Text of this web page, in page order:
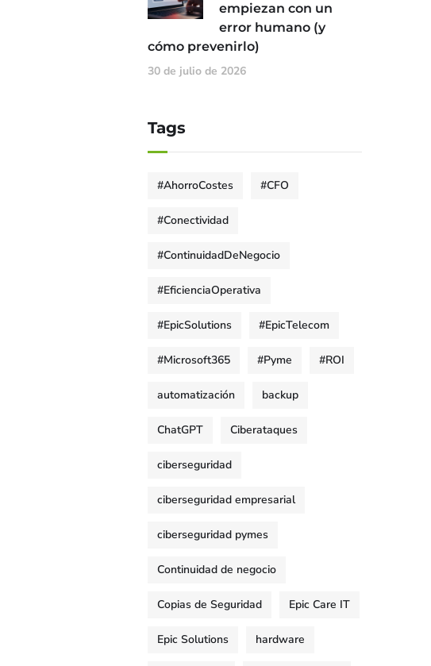
empiezan con un
error humano (y
cómo prevenirlo)
30 de julio de 2026
Tags
#AhorroCostes #CFO
#Conectividad
#ContinuidadDeNegocio
#EficienciaOperativa
#EpicSolutions #EpicTelecom
#Microsoft365 #Pyme #ROI
automatización backup
ChatGPT Ciberataques
ciberseguridad
ciberseguridad empresarial
ciberseguridad pymes
Continuidad de negocio
Copias de Seguridad Epic Care IT
Epic Solutions hardware